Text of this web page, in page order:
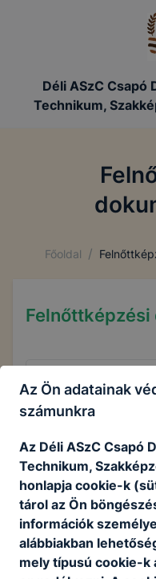
Déli ASzC Csapó
Technikum,
Főoldal /
Általános képzői
tó
Minőségpolitikai
Az Ön adatainak
számunkra
Az Déli ASzC Csapó
Technikum,
honlapja cookie-k
tárol az Ön
információk
alábbiakban
mely típusú cookie-k